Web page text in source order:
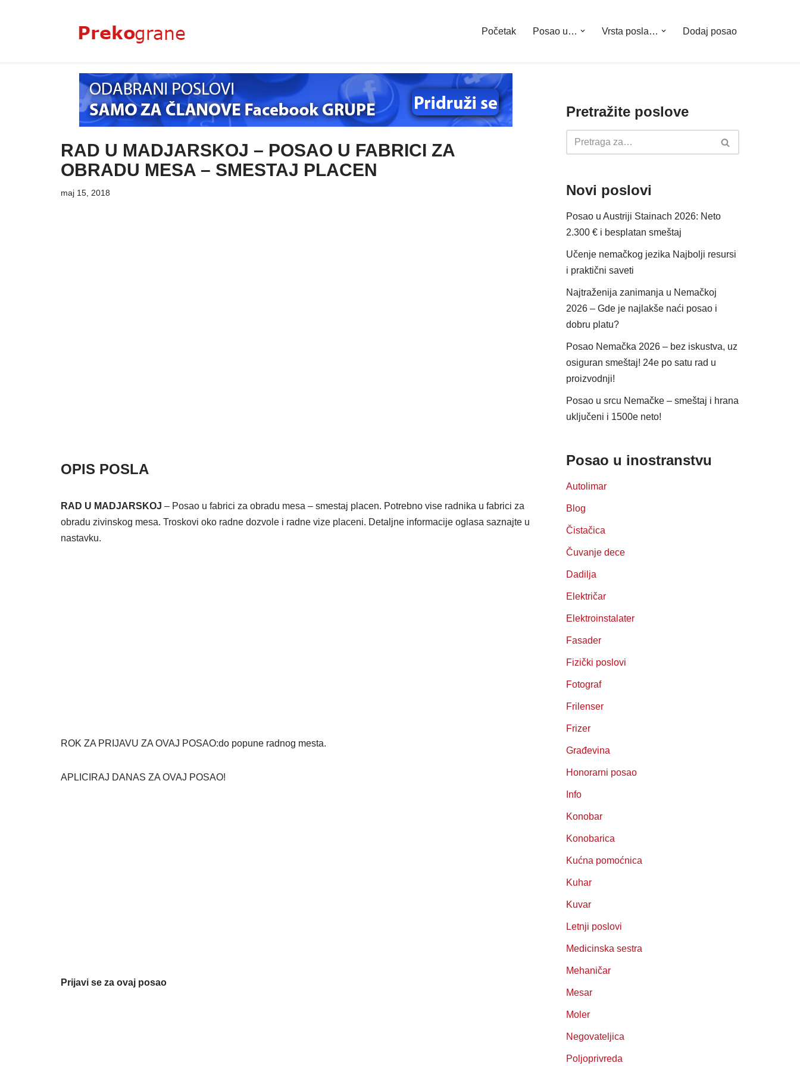
Početak Posao u… Vrsta posla… Dodaj posao
RAD U MADJARSKOJ – POSAO U FABRICI ZA
OBRADU MESA – SMESTAJ PLACEN
maj 15, 2018
OPIS POSLA
RAD U MADJARSKOJ – Posao u fabrici za obradu mesa – smestaj placen. Potrebno vise radnika u fabrici za
obradu zivinskog mesa. Troskovi oko radne dozvole i radne vize placeni. Detaljne informacije oglasa saznajte u
nastavku.
ROK ZA PRIJAVU ZA OVAJ POSAO:do popune radnog mesta.
APLICIRAJ DANAS ZA OVAJ POSAO!
Prijavi se za ovaj posao
Pretražite poslove
Novi poslovi
Posao u Austriji Stainach 2026: Neto
2.300 € i besplatan smeštaj
Učenje nemačkog jezika Najbolji resursi
i praktični saveti
Najtraženija zanimanja u Nemačkoj
2026 – Gde je najlakše naći posao i
dobru platu?
Posao Nemačka 2026 – bez iskustva, uz
osiguran smeštaj! 24e po satu rad u
proizvodnji!
Posao u srcu Nemačke – smeštaj i hrana
uključeni i 1500e neto!
Posao u inostranstvu
Autolimar
Blog
Čistačica
Čuvanje dece
Dadilja
Električar
Elektroinstalater
Fasader
Fizički poslovi
Fotograf
Frilenser
Frizer
Građevina
Honorarni posao
Info
Konobar
Konobarica
Kućna pomoćnica
Kuhar
Kuvar
Letnji poslovi
Medicinska sestra
Mehaničar
Mesar
Moler
Negovateljica
Poljoprivreda